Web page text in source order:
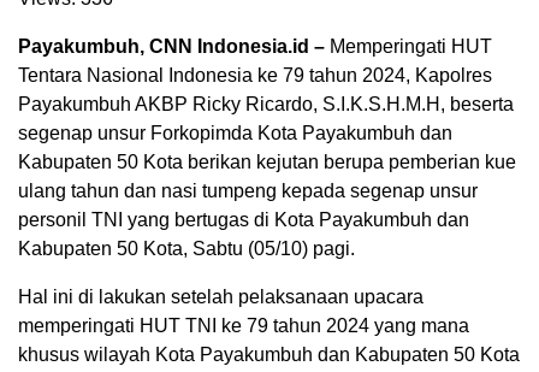
Payakumbuh, CNN Indonesia.id – Memperingati HUT
Tentara Nasional Indonesia ke 79 tahun 2024, Kapolres
Payakumbuh AKBP Ricky Ricardo, S.I.K.S.H.M.H, beserta
segenap unsur Forkopimda Kota Payakumbuh dan
Kabupaten 50 Kota berikan kejutan berupa pemberian kue
ulang tahun dan nasi tumpeng kepada segenap unsur
personil TNI yang bertugas di Kota Payakumbuh dan
Kabupaten 50 Kota, Sabtu (05/10) pagi.
Hal ini di lakukan setelah pelaksanaan upacara
memperingati HUT TNI ke 79 tahun 2024 yang mana
khusus wilayah Kota Payakumbuh dan Kabupaten 50 Kota